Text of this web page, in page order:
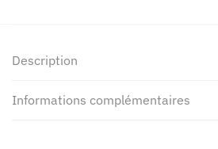
Description
Informations complémentaires